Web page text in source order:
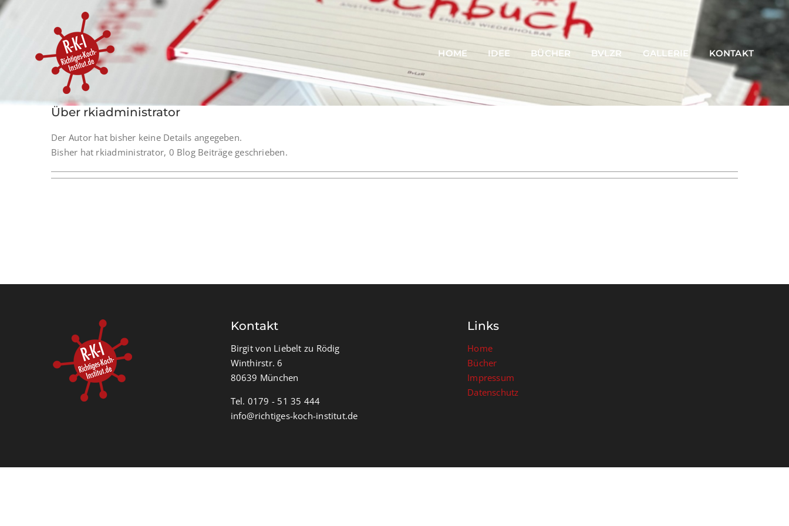
Zum
HOME IDEE BÜCHER BVLZR GALLERIE KONTAKT
Über rkiadministrator
Der Autor hat bisher keine Details angegeben.
Bisher hat rkiadministrator, 0 Blog Beiträge geschrieben.
Kontakt
Birgit von Liebelt zu Rödig
Winthirstr. 6
80639 München
Tel. 0179 - 51 35 444
info@richtiges-koch-institut.de
Links
Home
Bücher
Impressum
Datenschutz